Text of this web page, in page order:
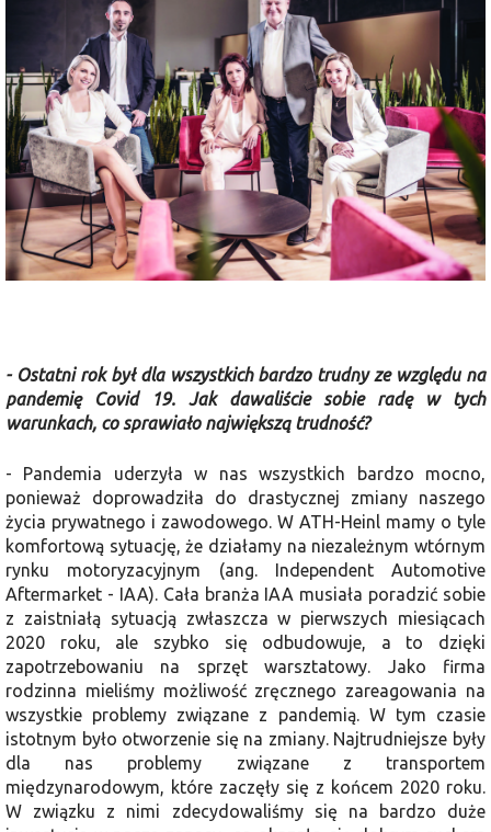
- Ostatni rok był dla wszystkich bardzo trudny ze względu na
pande­mię Covid 19. Jak dawaliście sobie radę w tych
warunkach, co sprawiało największą trudność?
- Pandemia uderzyła w nas wszystkich bardzo mocno,
ponieważ doprowa­dziła do drastycznej zmiany nasze­go
życia prywatnego i zawodowego. W ATH-Heinl mamy o tyle
komfortową sytuację, że działamy na niezależnym wtórnym
rynku motoryzacyjnym (ang. Independent Automotive
Aftermarket - IAA). Cała branża IAA musiała poradzić sobie
z zaistniałą sytuacją zwłaszcza w pierwszych miesiącach
2020 roku, ale szybko się odbudowuje, a to dzięki
zapotrzebowaniu na sprzęt warsztatowy. Jako firma
rodzinna mieliśmy możliwość zręcznego zareagowania na
wszyst­kie problemy związane z pandemią. W tym czasie
istotnym było otworzenie się na zmiany. Najtrudniejsze były
dla nas problemy związane z transportem
międzynarodowym, które zaczęły się z końcem 2020 roku.
W związku z nimi zdecydowaliśmy się na bardzo duże